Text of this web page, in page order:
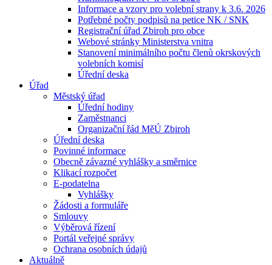
Informace a vzory pro volební strany k 3.6. 2026
Potřebné počty podpisů na petice NK / SNK
Registrační úřad Zbiroh pro obce
Webové stránky Ministerstva vnitra
Stanovení minimálního počtu členů okrskových
volebních komisí
Úřední deska
Úřad
Městský úřad
Úřední hodiny
Zaměstnanci
Organizační řád MěÚ Zbiroh
Úřední deska
Povinné informace
Obecně závazné vyhlášky a směrnice
Klikací rozpočet
E-podatelna
Vyhlášky
Žádosti a formuláře
Smlouvy
Výběrová řízení
Portál veřejné správy
Ochrana osobních údajů
Aktuálně